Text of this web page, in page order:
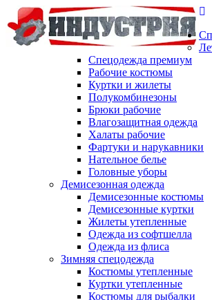
Спецодежда премиум
Рабочие костюмы
Куртки и жилеты
Полукомбинезоны
Брюки рабочие
Влагозащитная одежда
Халаты рабочие
Фартуки и нарукавники
Нательное белье
Головные уборы
Демисезонная одежда
Демисезонные костюмы
Демисезонные куртки
Жилеты утепленные
Одежда из софтшелла
Одежда из флиса
Зимняя спецодежда
Костюмы утепленные
Куртки утепленные
Костюмы для рыбалки